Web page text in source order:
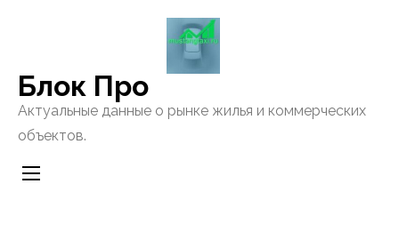
(нажмите
Enter)
Блок Про
Актуальные данные о рынке жилья и коммерческих
объектов.